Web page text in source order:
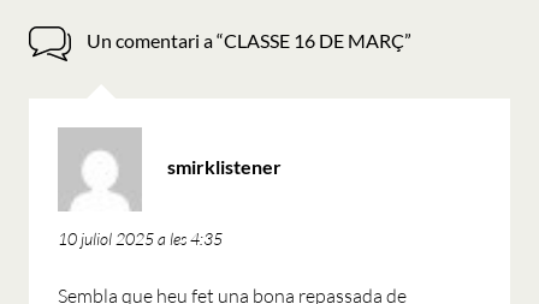
Un comentari a “CLASSE 16 DE MARÇ”
smirklistener
10 juliol 2025 a les 4:35
Sembla que heu fet una bona repassada de